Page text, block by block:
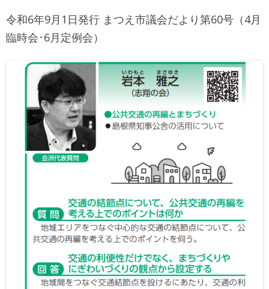
令和6年9月1日発行 まつえ市議会だより第60号（4月
臨時会･6月定例会）